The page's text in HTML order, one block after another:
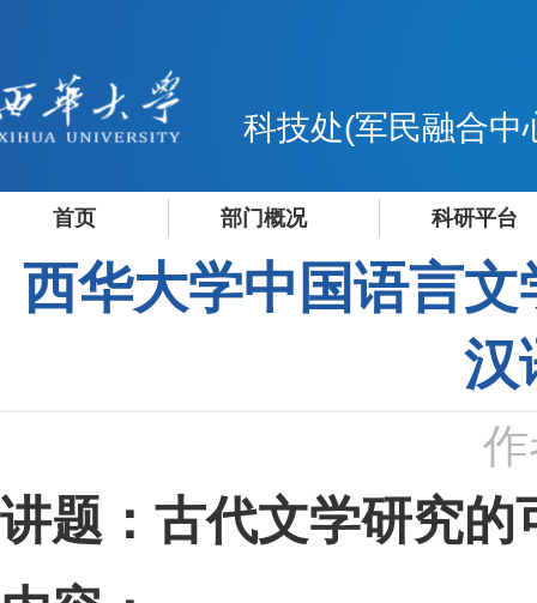
科技处(军民融合中
首页 部门概况 科研平台
西华大学中国语言
汉
讲题：古代文学研究的